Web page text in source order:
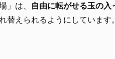
」は、 自由に転がせる玉の入
替えられるようにしています。